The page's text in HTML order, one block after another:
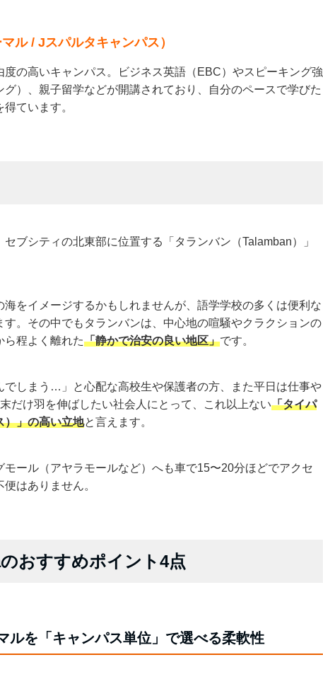
ル / Jスパルタキャンパス）
度の高いキャンパス。ビジネス英語（EBC）やスピーキング強
）、親子留学などが開講されており、自分のペースで学びた
ています。
ブシティの北東部に位置する「タランバン（Talamban）」
海をイメージするかもしれませんが、語学学校の多くは便利な
す。その中でもタランバンは、中心地の喧騒やクラクションの
ら程よく離れた「静かで治安の良い地区」です。
でしまう…」と心配な高校生や保護者の方、また平日は仕事や
だけ羽を伸ばしたい社会人にとって、これ以上ない「タイパ
）」の高い立地と言えます。
モール（アヤラモールなど）へも車で15〜20分ほどでアクセ
はありません。
おすすめポイント4点
ルを「キャンパス単位」で選べる柔軟性